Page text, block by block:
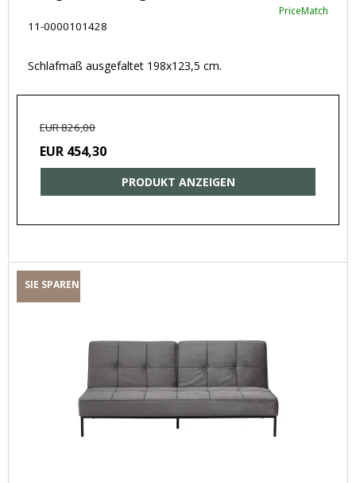
PriceMatch
11-0000101428
Schlafmaß ausgefaltet 198x123,5 cm.
EUR 826,00
EUR 454,30
PRODUKT ANZEIGEN
SIE SPAREN